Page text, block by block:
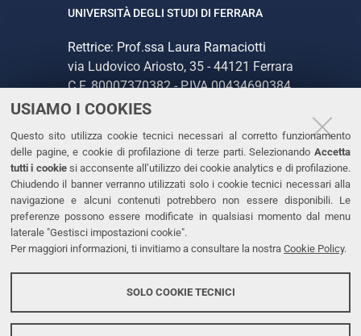
USIAMO I COOKIES
Questo sito utilizza cookie tecnici necessari al corretto funzionamento
delle pagine, e cookie di profilazione di terze parti. Selezionando Accetta
tutti i cookiesi acconsente all’utilizzo dei cookie analytics e di profilazione.
Chiudendo il banner verranno utilizzati solo i cookie tecnici necessari alla
navigazione e alcuni contenuti potrebbero non essere disponibili. Le
preferenze possono essere modificate in qualsiasi momento dal menu
laterale "Gestisci impostazioni cookie".
Per maggiori informazioni, ti invitiamo a consultare la nostra Cookie Policy.
SOLO COOKIE TECNICI
UNIVERSITÀ DEGLI STUDI DI FERRARA
Rettrice: Prof.ssa Laura Ramaciotti
via Ludovico Ariosto, 35 - 44121 Ferrara
C.F. 80007370382 - P.IVA 00434690384
CONTATTI
Tel. +39 0532 293111
Fax. +39 0532 293031
PEC
LINKS
Accessibilità
Protezione dati personali